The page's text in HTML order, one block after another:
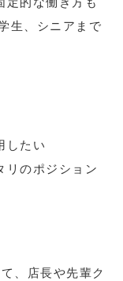
生、シニアまで
したい
リのポジション
、店長や先輩ク